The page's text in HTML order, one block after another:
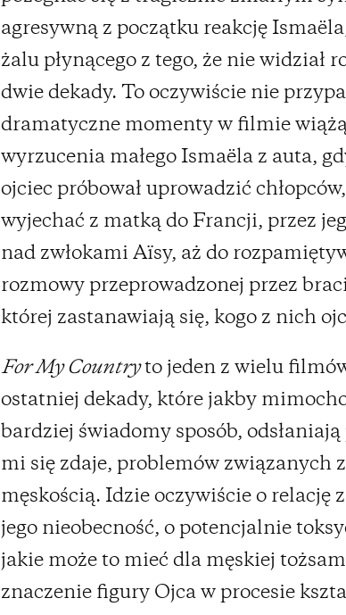
agresywną z początku reakcję
żalu płynącego z tego, że nie widział
dwie dekady. To oczywiście nie
dramatyczne momenty w filmie
wyrzucenia małego Ismaëla z auta,
ojciec próbował uprowadzić
wyjechać z matką do Francji, przez
nad zwłokami Aïsy, aż do
rozmowy przeprowadzonej przez
której zastanawiają się, kogo z nich
For My Countryto jeden z wielu
ostatniej dekady, które jakby
bardziej świadomy sposób,
mi się zdaje, problemów związanych
męskością. Idzie oczywiście o relację
jego nieobecność, o potencjalnie
jakie może to mieć dla męskiej
znaczenie figury Ojca w procesie